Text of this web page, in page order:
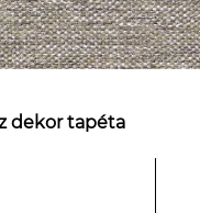
dekor tapéta